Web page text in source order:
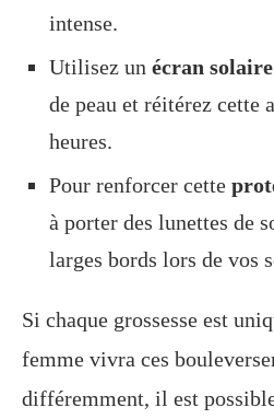
intense.
Utilisez un écran solaire
de peau et réitérez cette
heures.
Pour renforcer cette
à porter des lunettes de
larges bords lors de vos
Si chaque grossesse est
femme vivra ces
différemment, il est